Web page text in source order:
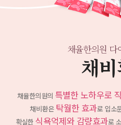
채율한의원 다
채
채율한의원의 특별한 노하우로
채비환은 탁월한 효과로 입소
확실한 식욕억제와 감량효과로